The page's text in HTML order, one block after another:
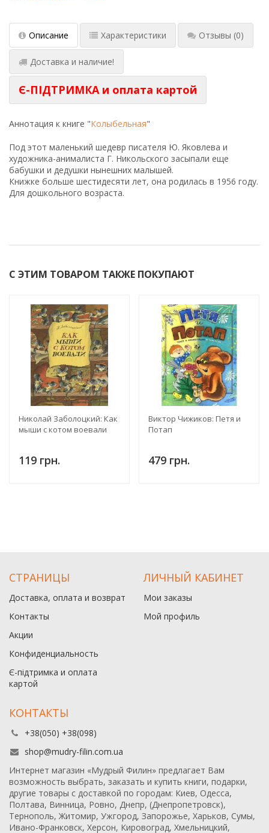
Описание Характеристики Отзывы (0)
Доставка и наличие!
Є-ПІДТРИМКА и оплата картой
Аннотация к книге "Колыбельная"
Под этот маленький шедевр писателя Ю. Яковлева и
художника-анималиста Г. Никольского засыпали еще
бабушки и дедушки нынешних малышей.
Книжке больше шестидесяти лет, она родилась в 1956 году.
Для дошкольного возраста.
С ЭТИМ ТОВАРОМ ТАКЖЕ ПОКУПАЮТ
Николай Заболоцкий: Как
мыши с котом воевали
119 грн.
Виктор Чижиков: Петя и
Потап
479 грн.
СТРАНИЦЫ
Доставка, оплата и возврат
Контакты
Акции
Конфиденциальность
Є-підтримка и оплата
картой
ЛИЧНЫЙ КАБИНЕТ
Мои заказы
Мой профиль
КОНТАКТЫ
+38(050) +38(098)
shop@mudry-filin.com.ua
Интернет магазин «Мудрый Филин» предлагает Вам
возможность выбрать, заказать и купить книги, подарки,
другие товары с доставкой по городам: Киев, Одесса,
Полтава, Винница, Ровно, Днепр, (Днепропетровск),
Тернополь, Житомир, Ужгород, Запорожье, Харьков, Сумы,
Ивано-Франковск, Херсон, Кировоград, Хмельницкий,